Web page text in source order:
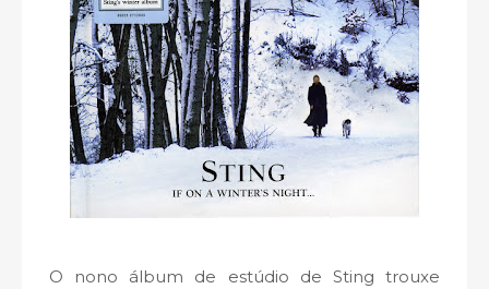
O nono álbum de estúdio de Sting trouxe